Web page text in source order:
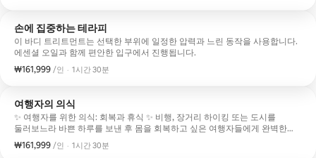
손에 집중하는 테라피
이 바디 트리트먼트는 선택한 부위에 일정한 압력과 느린 동작을 사용합니다.
에센셜 오일과 함께 편안한 입구에서 진행됩니다.
₩161,999 /인
1인당 ₩161,999
, · 1시간 30분
여행자의 의식
✨ 여행자를 위한 의식: 회복과 휴식 ✨ 비행, 장거리 하이킹 또는 도시를
둘러보느라 바쁜 하루를 보낸 후 몸을 회복하고 싶은 여행자들에게 완벽한
트리트먼트입니다. 웰니스, 휴식, 신체 재충전이 결합된 종합적인 경험. 등의
긴장을 풀고, 무거움을 줄이고, 피곤한 다리를 풀어 주는 데 초점을 맞춘
₩161,999 /인
1인당 ₩161,999
, · 1시간 30분